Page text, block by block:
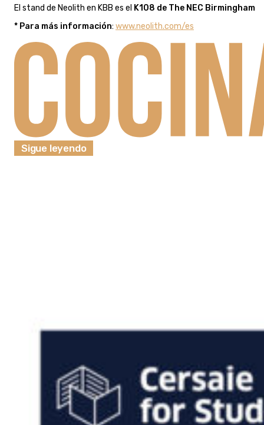
El stand de Neolith en KBB es el K108 de The NEC Birmingham
* Para más información: www.neolith.com/es
Sigue leyendo